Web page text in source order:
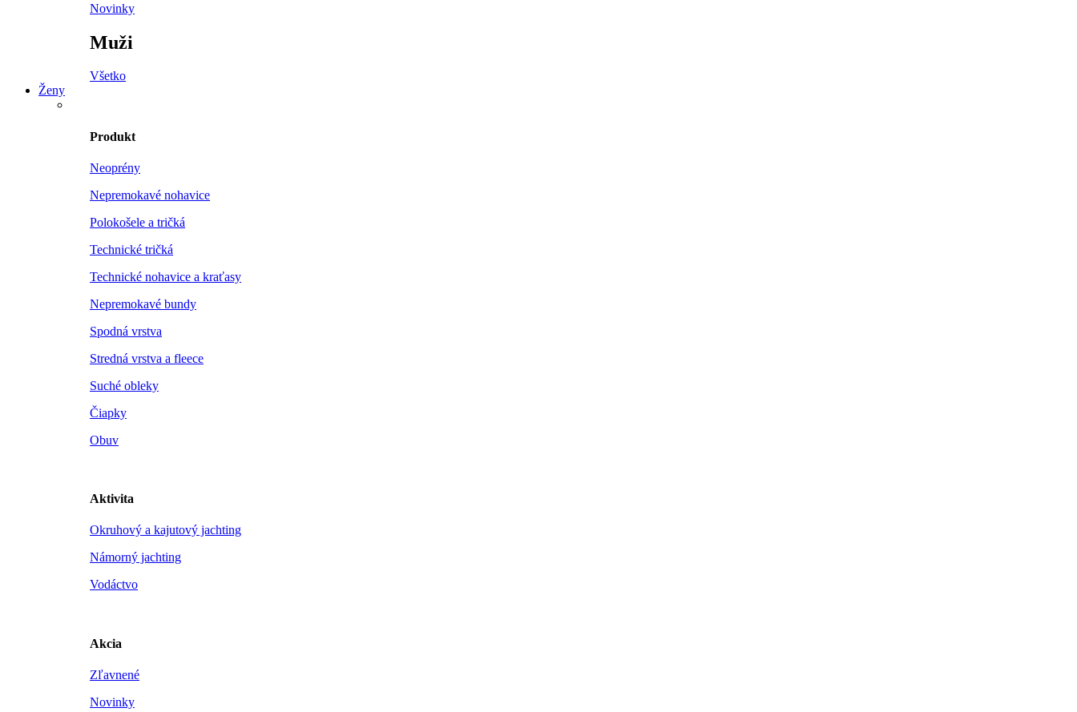
Novinky
Muži
Všetko
Ženy
Produkt
Neoprény
Nepremokavé nohavice
Polokošele a tričká
Technické tričká
Technické nohavice a kraťasy
Nepremokavé bundy
Spodná vrstva
Stredná vrstva a fleece
Suché obleky
Čiapky
Obuv
Aktivita
Okruhový a kajutový jachting
Námorný jachting
Vodáctvo
Akcia
Zľavnené
Novinky